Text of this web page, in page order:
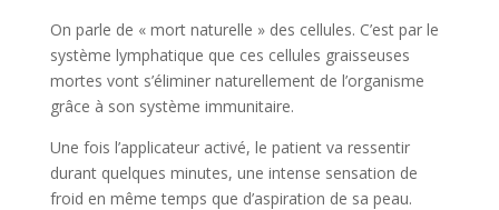
On parle de « mort naturelle » des cellules. C’est par le
système lymphatique que ces cellules graisseuses
mortes vont s’éliminer naturellement de l’organisme
grâce à son système immunitaire.
Une fois l’applicateur activé, le patient va ressentir
durant quelques minutes, une intense sensation de
froid en même temps que d’aspiration de sa peau.